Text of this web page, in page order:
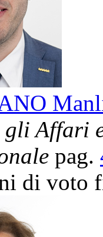
gli Affari
pag.
di voto